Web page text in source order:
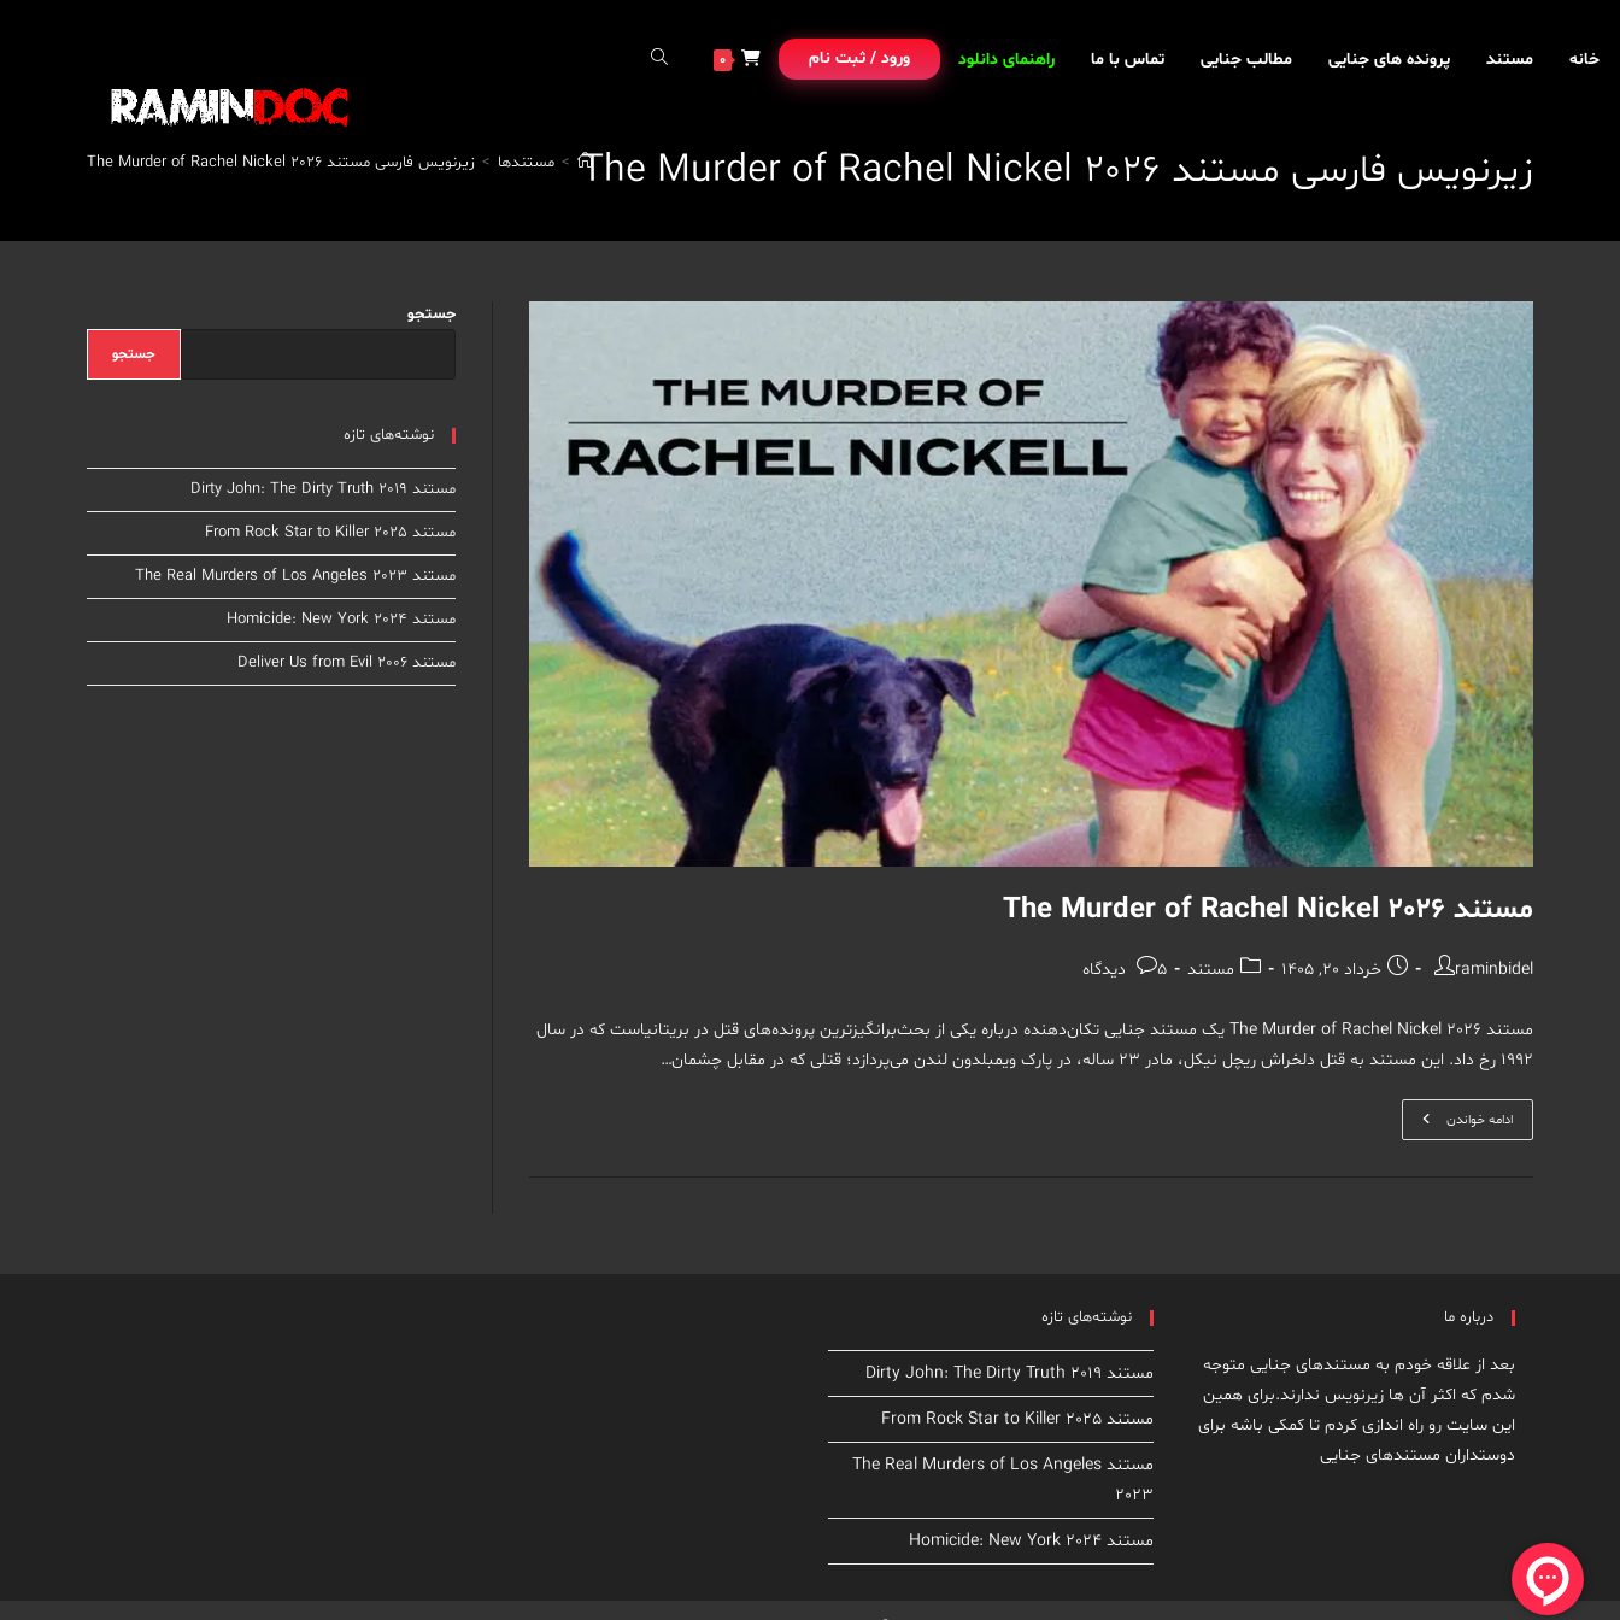
خانه مستند پرونده های جنایی مطالب جنایی تماس با ما راهنمای دانلود ورود / ثبت نام 0
زیرنویس فارسی مستند The Murder of Rachel Nickel 2026 > مستندها > زیرنویس فارسی مستند The Murder of Rachel Nickel 2026
مستند The Murder of Rachel Nickel 2026
نویسندهٔ
raminbidel
نوشته
شده
است:
خرداد 20, 1405
دسته‌مستند
نظرات
5 دیدگاه‌
مستند The Murder of Rachel Nickel 2026 یک مستند جنایی تکان‌دهنده درباره یکی از بحث‌برانگیزترین پرونده‌های قتل در بریتانیاست که در سال
۱۹۹۲ رخ داد. این مستند به قتل دلخراش ریچل نیکل، مادر ۲۳ ساله، در پارک ویمبلدون لندن می‌پردازد؛ قتلی که در مقابل چشمان…
ادامه خواندنمستند
The
جستجو
جستجو
نوشته‌های تازه
مستند Dirty John: The Dirty Truth 2019
مستند From Rock Star to Killer 2025
مستند The Real Murders of Los Angeles 2023
مستند Homicide: New York 2024
مستند Deliver Us from Evil 2006
درباره ما
بعد از علاقه خودم به مستندهای جنایی متوجه
شدم که اکثر آن ها زیرنویس ندارند.برای همین
این سایت رو راه اندازی کردم تا کمکی باشه برای
دوستداران مستندهای جنایی
نوشته‌های تازه
مستند Dirty John: The Dirty Truth 2019
مستند From Rock Star to Killer 2025
مستند The Real Murders of Los Angeles
2023
مستند Homicide: New York 2024